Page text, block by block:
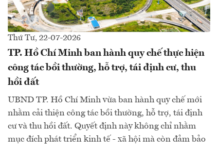
Thứ Tư, 22-07-2026
TP. Hồ Chí Minh ban hành quy chế thực hiện
công tác bồi thường, hỗ trợ, tái định cư, thu
hồi đất
UBND TP. Hồ Chí Minh vừa ban hành quy chế mới
nhằm cải thiện công tác bồi thường, hỗ trợ, tái định
cư và thu hồi đất. Quyết định này không chỉ nhằm
mục đích phát triển kinh tế - xã hội mà còn đảm bảo